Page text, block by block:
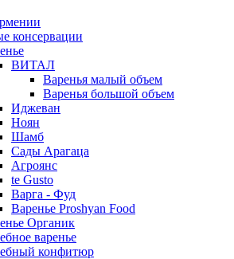
консервации
ВИТАЛ
Варенья малый объем
Варенья большой объем
Иджеван
Ноян
Шамб
Сады Арагаца
Агроянс
te Gusto
Варга - Фуд
Варенье Proshyan Food
Органик
варенье
конфитюр